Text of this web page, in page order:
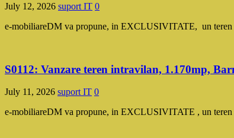
July 12, 2026 suport IT 0
e-mobiliareDM va propune, in EXCLUSIVITATE, un teren
S0112: Vanzare teren intravilan, 1.170mp,
July 11, 2026 suport IT 0
e-mobiliareDM va propune, in EXCLUSIVITATE , un teren